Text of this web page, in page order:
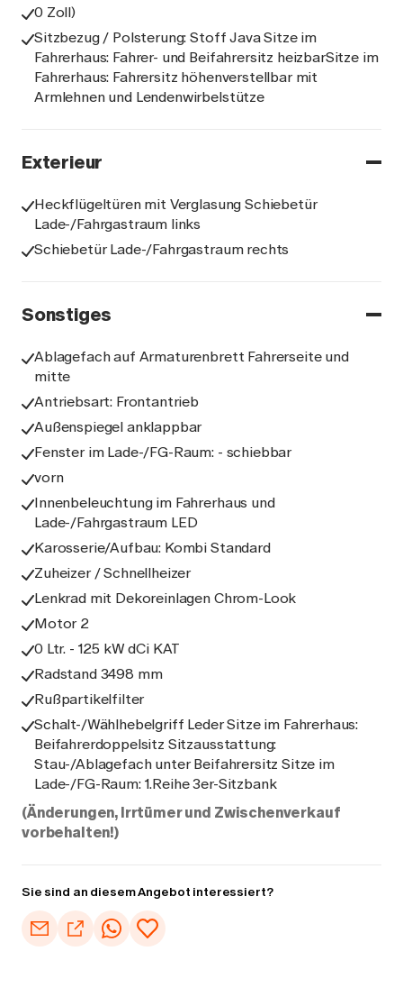
0 Zoll)
Sitzbezug / Polsterung: Stoff Java Sitze im
Fahrerhaus: Fahrer- und Beifahrersitz heizbarSitze im
Fahrerhaus: Fahrersitz höhenverstellbar mit
Armlehnen und Lendenwirbelstütze
Exterieur
Heckflügeltüren mit Verglasung Schiebetür
Lade-/Fahrgastraum links
Schiebetür Lade-/Fahrgastraum rechts
Sonstiges
Ablagefach auf Armaturenbrett Fahrerseite und
mitte
Antriebsart: Frontantrieb
Außenspiegel anklappbar
Fenster im Lade-/FG-Raum: - schiebbar
vorn
Innenbeleuchtung im Fahrerhaus und
Lade-/Fahrgastraum LED
Karosserie/Aufbau: Kombi Standard
Zuheizer / Schnellheizer
Lenkrad mit Dekoreinlagen Chrom-Look
Motor 2
0 Ltr. - 125 kW dCi KAT
Radstand 3498 mm
Rußpartikelfilter
Schalt-/Wählhebelgriff Leder Sitze im Fahrerhaus:
Beifahrerdoppelsitz Sitzausstattung:
Stau-/Ablagefach unter Beifahrersitz Sitze im
Lade-/FG-Raum: 1.Reihe 3er-Sitzbank
(Änderungen, Irrtümer und Zwischenverkauf
vorbehalten!)
Sie sind an diesem Angebot interessiert?